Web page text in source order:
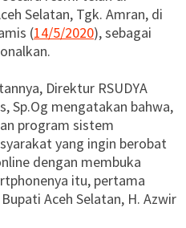
Selatan, Tgk. Amran, di
(14/5/2020), sebagai
Direktur RSUDYA
Sp.Og mengatakan bahwa,
program sistem
yang ingin berobat
dengan membuka
itu, pertama
Aceh Selatan, H. Azwir